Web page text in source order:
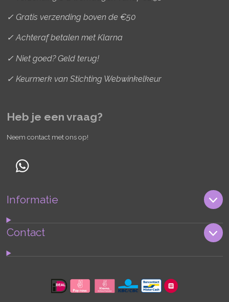
✓ Gratis verzending boven de €50
✓ Achteraf betalen met Klarna
✓ Niet goed? Geld terug!
✓ Keurmerk van Stichting Webwinkelkeur
Heb je een vraag?
Neem contact met ons op!
W
a
s
Informatie
Contact